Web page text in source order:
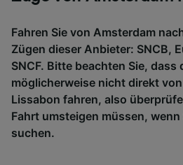
Fahren Sie von Amsterdam
Zügen dieser Anbieter: SNCB,
SNCF. Bitte beachten Sie, dass
möglicherweise nicht direkt
Lissabon fahren, also
Fahrt umsteigen müssen,
suchen.